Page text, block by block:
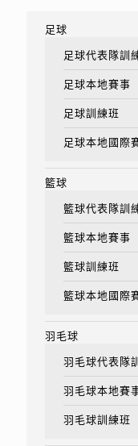
足球
足球代表隊訓
足球本地賽事
足球訓練班
足球本地國際
籃球
籃球代表隊訓
籃球本地賽事
籃球訓練班
籃球本地國際
羽毛球
羽毛球代表隊
羽毛球本地賽
羽毛球訓練班